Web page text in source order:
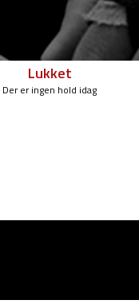
Lukket
Der er ingen hold idag